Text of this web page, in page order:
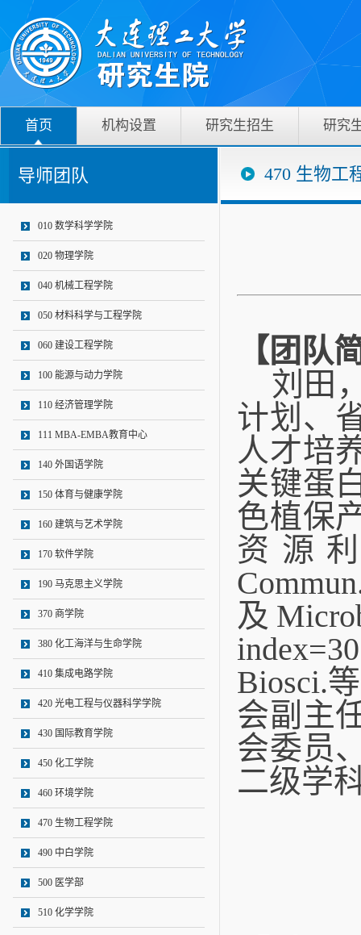
首页 机构设置 研究生招生 研究
导师团队
010 数学科学学院
020 物理学院
040 机械工程学院
050 材料科学与工程学院
060 建设工程学院
100 能源与动力学院
110 经济管理学院
111 MBA-EMBA教育中心
140 外国语学院
150 体育与健康学院
160 建筑与艺术学院
170 软件学院
190 马克思主义学院
370 商学院
380 化工海洋与生命学院
410 集成电路学院
420 光电工程与仪器科学学院
430 国际教育学院
450 化工学院
460 环境学院
470 生物工程学院
490 中白学院
500 医学部
510 化学学院
470 生物工
【团队
刘田
计划、
人才培
关键蛋
色植保
资源
及
index=30
Biosci.等
会副主
会委员
二级学